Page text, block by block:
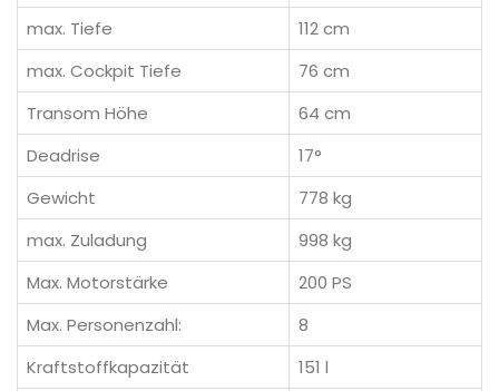
max. Tiefe
112 cm
max. Cockpit Tiefe
76 cm
Transom Höhe
64 cm
Deadrise
17°
Gewicht
778 kg
max. Zuladung
998 kg
Max. Motorstärke
200 PS
Max. Personenzahl:
8
Kraftstoffkapazität
151 l